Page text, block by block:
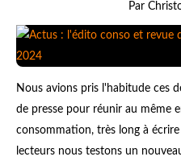
Par
Nous avions pris l'habitude ces
de presse pour réunir au même
consommation, très long à
lecteurs nous testons un